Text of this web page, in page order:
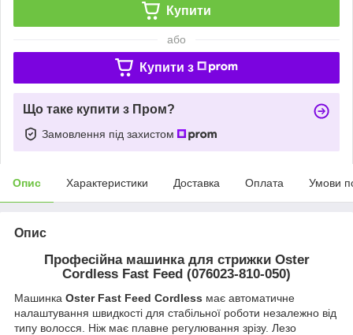
Купити
або
Купити з
Що таке купити з Пром?
Замовлення під захистом
Опис Характеристики Доставка Оплата Умови
Опис
Професійна машинка для стрижки Oster
Cordless Fast Feed (076023-810-050)
Машинка Oster Fast Feed Cordless має автоматичне
налаштування швидкості для стабільної роботи незалежно від
типу волосся. Ніж має плавне регулювання зрізу. Лезо